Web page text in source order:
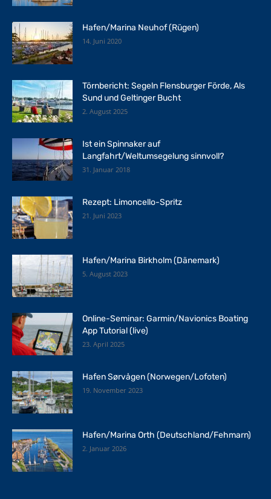
Hafen/Marina Neuhof (Rügen)
14. Juni 2020
Törnbericht: Segeln Flensburger Förde, Als
Sund und Geltinger Bucht
2. August 2025
Ist ein Spinnaker auf
Langfahrt/Weltumsegelung sinnvoll?
31. Januar 2018
Rezept: Limoncello-Spritz
21. Juni 2023
Hafen/Marina Birkholm (Dänemark)
5. August 2023
Online-Seminar: Garmin/Navionics Boating
App Tutorial (live)
23. April 2025
Hafen Sørvågen (Norwegen/Lofoten)
19. November 2023
Hafen/Marina Orth (Deutschland/Fehmarn)
2. Januar 2026